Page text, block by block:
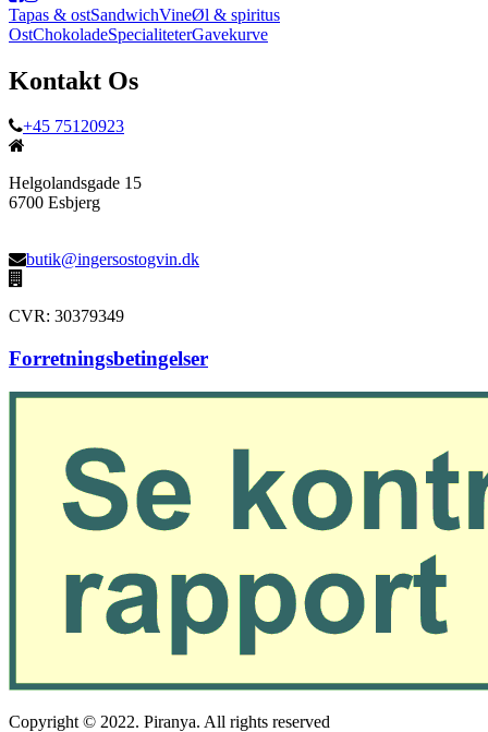
Tapas & ostSandwichVineØl & spiritus
OstChokoladeSpecialiteterGavekurve
Kontakt Os
+45 75120923
Helgolandsgade 15
6700 Esbjerg
butik@ingersostogvin.dk
CVR: 30379349
Forretningsbetingelser
Copyright © 2022. Piranya. All rights reserved